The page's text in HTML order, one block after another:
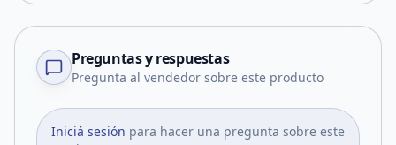
Preguntas y respuestas
Pregunta al vendedor sobre este producto
Iniciá sesión para hacer una pregunta sobre este